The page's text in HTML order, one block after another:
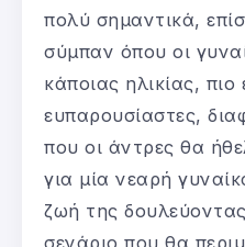
πολύ σημαντικά,
σύμπαν όπου οι
κάποιας ηλικίας, πιο
ευπαρουσίαστες,
που οι άντρες θα
για μία νεαρή
ζωή της
σενάριο που θα